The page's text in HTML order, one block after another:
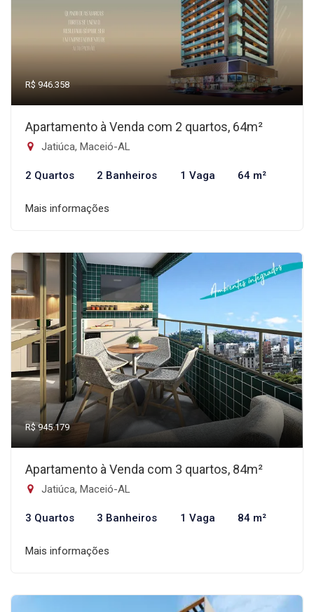
R$ 946.358
Apartamento à Venda com 2 quartos, 64m²
Jatiúca, Maceió-AL
2 Quartos 2 Banheiros 1 Vaga 64 m²
Mais informações
R$ 945.179
Apartamento à Venda com 3 quartos, 84m²
Jatiúca, Maceió-AL
3 Quartos 3 Banheiros 1 Vaga 84 m²
Mais informações